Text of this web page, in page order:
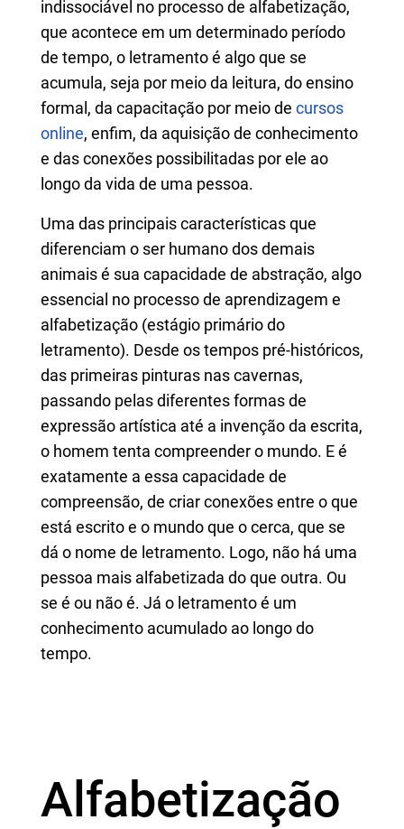
indissociável no processo de alfabetização,
que acontece em um determinado período
de tempo, o letramento é algo que se
acumula, seja por meio da leitura, do ensino
formal, da capacitação por meio de cursos
online, enfim, da aquisição de conhecimento
e das conexões possibilitadas por ele ao
longo da vida de uma pessoa.
Uma das principais características que
diferenciam o ser humano dos demais
animais é sua capacidade de abstração, algo
essencial no processo de aprendizagem e
alfabetização (estágio primário do
letramento). Desde os tempos pré-históricos,
das primeiras pinturas nas cavernas,
passando pelas diferentes formas de
expressão artística até a invenção da escrita,
o homem tenta compreender o mundo. E é
exatamente a essa capacidade de
compreensão, de criar conexões entre o que
está escrito e o mundo que o cerca, que se
dá o nome de letramento. Logo, não há uma
pessoa mais alfabetizada do que outra. Ou
se é ou não é. Já o letramento é um
conhecimento acumulado ao longo do
tempo.
Alfabetização